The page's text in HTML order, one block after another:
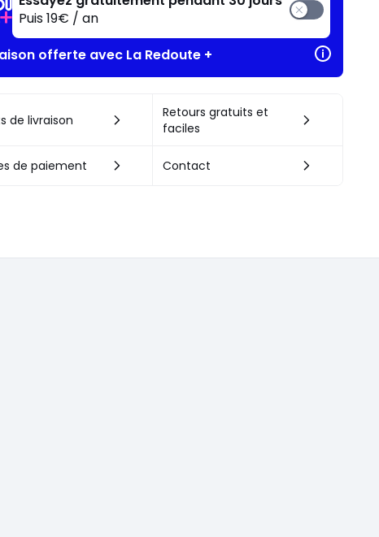
Puis 19€ / an
offerte avec La Redoute +
de livraison
Retours gratuits et
faciles
de paiement Contact